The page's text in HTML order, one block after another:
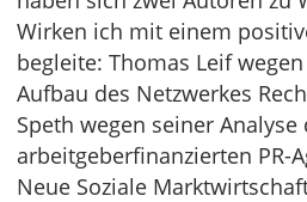
Wirken ich mit einem
begleite: Thomas Leif
Aufbau des Netzwerkes
Speth wegen seiner Analyse
arbeitgeberfinanzierten PR-
Neue Soziale